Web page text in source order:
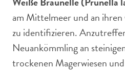
am Mittelmeer und an
zu identifizieren.
Neuankömmling an
trockenen Magerwiesen